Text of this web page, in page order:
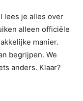
lees je alles over
alleen officiële
manier.
begrijpen. We
anders. Klaar?